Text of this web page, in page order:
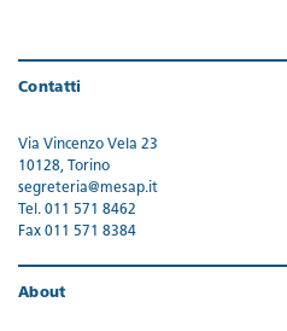
Contatti
Via Vincenzo Vela 23
10128, Torino
segreteria@mesap.it
Tel. 011 571 8462
Fax 011 571 8384
About